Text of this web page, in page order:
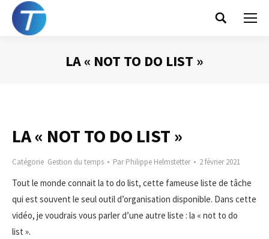
Search:
LA « NOT TO DO LIST »
LA « NOT TO DO LIST »
Catégorie Gestion du temps ParPhilippe Helmstetter 2 février 2021
Tout le monde connait la to do list, cette fameuse liste de tâche
qui est souvent le seul outil d’organisation disponible. Dans cette
vidéo, je voudrais vous parler d’une autre liste : la « not to do
list ».